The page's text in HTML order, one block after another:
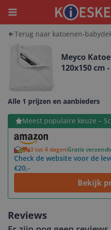
Menu
Terug naar katoenen-
Meyco
120x150 cm
Alle 1 prijzen en aanbieders
Meest populaire keuze –
3 tot 4 dagenGratis
Check de website voor de
€20,-
Bekijk
Bekijk product
Reviews